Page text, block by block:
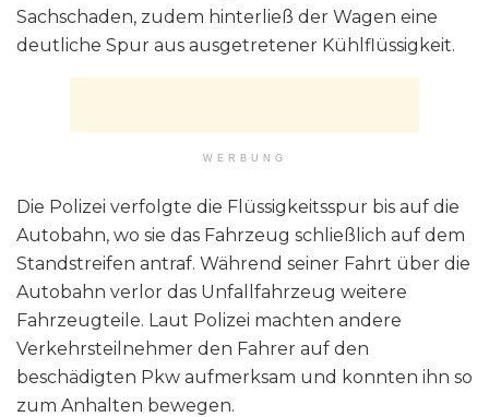
Sachschaden, zudem hinterließ der Wagen eine
deutliche Spur aus ausgetretener Kühlflüssigkeit.
WERBUNG
Die Polizei verfolgte die Flüssigkeitsspur bis auf die
Autobahn, wo sie das Fahrzeug schließlich auf dem
Standstreifen antraf. Während seiner Fahrt über die
Autobahn verlor das Unfallfahrzeug weitere
Fahrzeugteile. Laut Polizei machten andere
Verkehrsteilnehmer den Fahrer auf den
beschädigten Pkw aufmerksam und konnten ihn so
zum Anhalten bewegen.